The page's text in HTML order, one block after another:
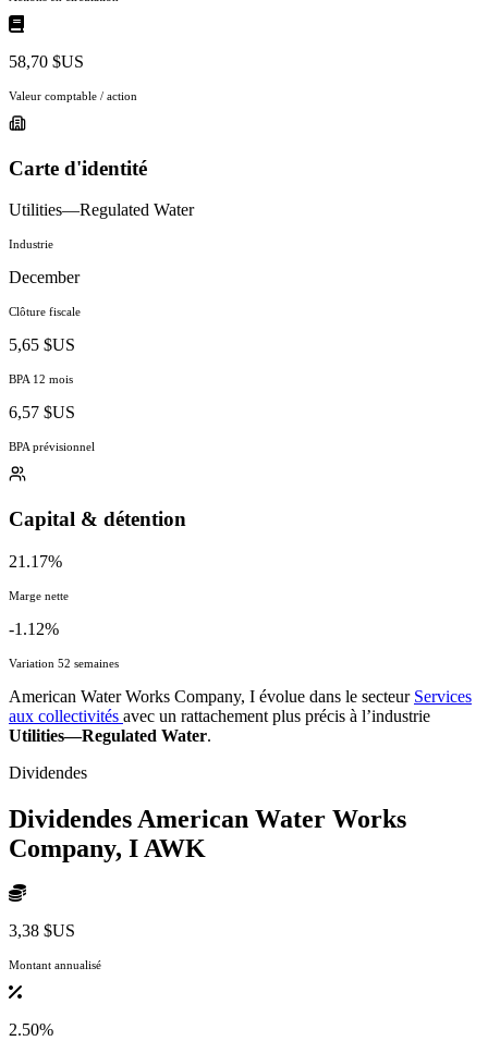
58,70 $US
Valeur comptable / action
Carte d'identité
Utilities—Regulated Water
Industrie
December
Clôture fiscale
5,65 $US
BPA 12 mois
6,57 $US
BPA prévisionnel
Capital & détention
21.17%
Marge nette
-1.12%
Variation 52 semaines
American Water Works Company, I évolue dans le secteur Services
aux collectivités avec un rattachement plus précis à l’industrie
Utilities—Regulated Water.
Dividendes
Dividendes American Water Works
Company, I AWK
3,38 $US
Montant annualisé
2.50%